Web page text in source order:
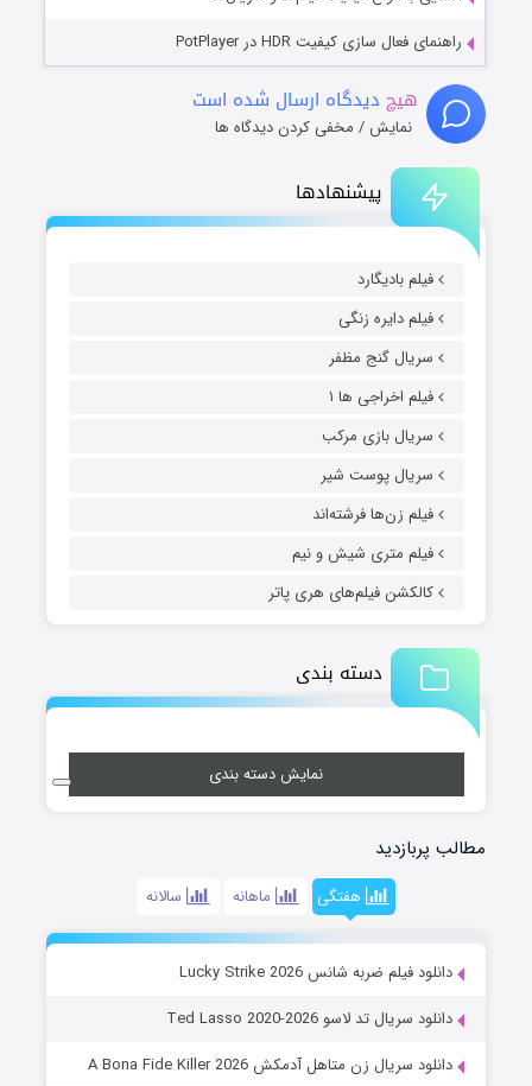
پیشنهادها
فیلم بادیگارد
فیلم دایره زنگی
سریال گنج مظفر
فیلم اخراجی ها ۱
سریال بازی مرکب
سریال پوست شیر
فیلم زن‌ها فرشته‌اند
فیلم متری شیش و نیم
کالکشن فیلم‌های هری پاتر
دسته بندی
نمایش دسته بندی
مطالب پربازدید
هفتگی ماهانه سالانه
دانلود فیلم ضربه شانس Lucky Strike 2026
دانلود سریال تد لاسو Ted Lasso 2020-2026
دانلود سریال زن متاهل آدمکش A Bona Fide Killer 2026
راهنمای فعال سازی کیفیت HDR در PotPlayer
هیچ دیدگاه ارسال شده است
نمایش / مخفی کردن دیدگاه ها